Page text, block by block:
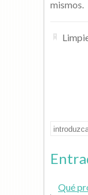
mismos.
Qué